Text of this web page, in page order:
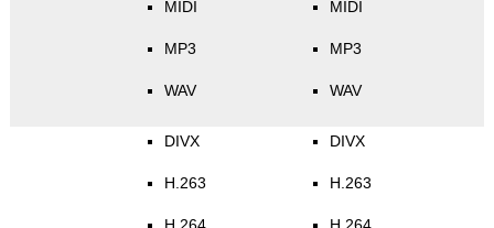
MIDI
MP3
WAV
MIDI
MP3
WAV
DIVX
H.263
DIVX
H.263